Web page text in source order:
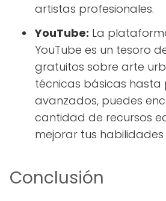
artistas profesionales.
YouTube: La
YouTube es un tesoro
gratuitos sobre arte
técnicas básicas hasta
avanzados, puedes
cantidad de recursos
mejorar tus
Conclusión